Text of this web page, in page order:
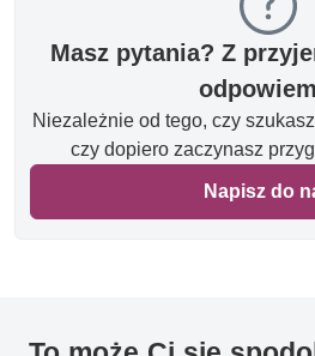
Masz pytania? Z
Niezależnie od tego, czy
czy dopiero zaczynasz
Napisz do